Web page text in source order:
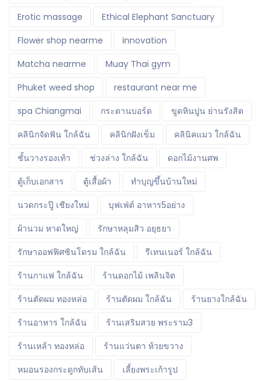
Erotic massage
Ethical Elephant Sanctuary
Flower shop nearme
innovation
Matcha nearme
Muay Thai gym
Phuket weed shop
restaurant near me
spa Chiangmai
กระดานบอร์ด
ขูดหินปูน ย่านรังสิต
คลินิกจัดฟัน ใกล้ฉัน
คลินิกฝังเข็ม
คลินิคแมว ใกล้ฉัน
ชั้นวางรองเท้า
ช่วงล่าง ใกล้ฉัน
ดอกไม้งานศพ
ตู้เก็บเอกสาร
ตู้เสื้อผ้า
ทำบุญขึ้นบ้านใหม่
นวดกระปู๊ เชียงใหม่
บุฟเฟ่ต์ อาหาร5อย่าง
ผ้านวม หาดใหญ่
รักษาหลุมสิว อยุธยา
รักษาออฟฟิศซินโดรม ใกล้ฉัน
รีเทนเนอร์ ใกล้ฉัน
ร้านกาแฟ ใกล้ฉัน
ร้านดอกไม้ เพลินจิต
ร้านตัดผม ทองหล่อ
ร้านตัดผม ใกล้ฉัน
ร้านยางใกล้ฉัน
ร้านอาหาร ใกล้ฉัน
ร้านเสริมสวย พระราม3
ร้านเหล้า ทองหล่อ
ร้านแว่นตา ห้วยขวาง
หมอนรองกระดูกทับเส้น
เลี้ยงพระเก้ารูป